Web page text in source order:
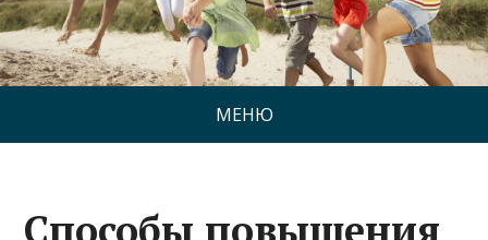
МЕНЮ
Способы повышения